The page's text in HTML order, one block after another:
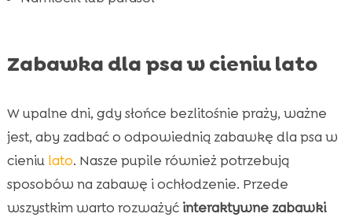
Zabawka dla psa w cieniu lato
W upalne dni, gdy słońce bezlitośnie praży, ważne
jest, aby zadbać o odpowiednią zabawkę dla psa w
cieniu lato. Nasze pupile również potrzebują
sposobów na zabawę i ochłodzenie. Przede
wszystkim warto rozważyć interaktywne zabawki